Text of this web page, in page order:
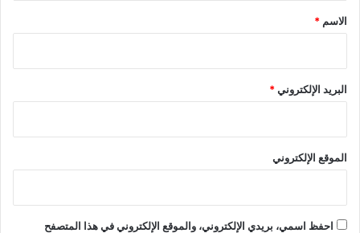
*
الاسم *
البريد الإلكتروني*
الموقع الإلكتروني
احفظ اسمي، بريدي الإلكتروني، والموقع الإلكتروني في هذا المتصفح